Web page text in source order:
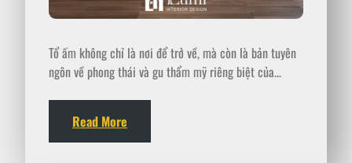
Tổ ấm không chỉ là nơi để trở về, mà còn là bản tuyên
ngôn về phong thái và gu thẩm mỹ riêng biệt của…
Read More